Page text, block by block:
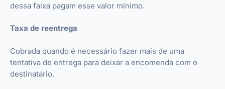
dessa faixa pagam esse valor mínimo.
Taxa de reentrega
Cobrada quando é necessário fazer mais de uma
tentativa de entrega para deixar a encomenda com o
destinatário.